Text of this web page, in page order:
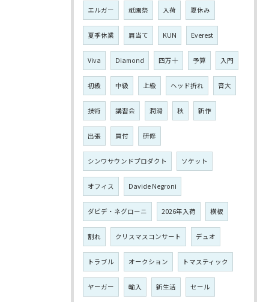
エルガー 祇園祭 入荷 夏休み
夏季休業 肩当て KUN Everest
Viva Diamond 四万十 予算 入門
初級 中級 上級 ヘッド折れ 音大
技術 講習会 潤滑 秋 新作
出張 買付 研修
シンワサウンドプロダクト ソケット
オフィス Davide Negroni
ダビデ・ネグローニ 2026年入荷 横板
割れ クリスマスコンサート デュオ
トラブル オークション トマスティック
ヤーガー 輸入 新生活 セール